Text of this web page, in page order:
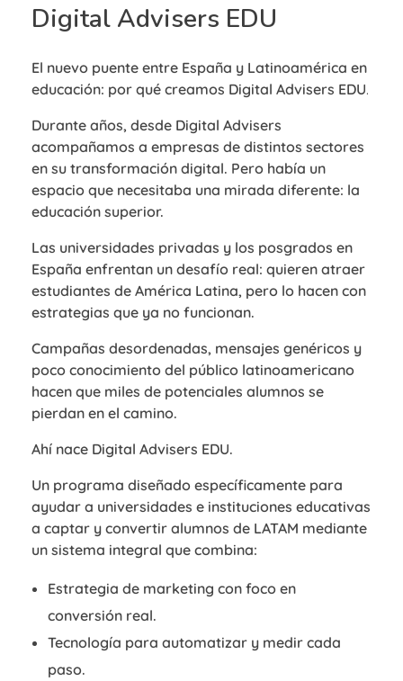
Digital Advisers EDU
El nuevo puente entre España y Latinoamérica en
educación: por qué creamos Digital Advisers EDU.
Durante años, desde Digital Advisers
acompañamos a empresas de distintos sectores
en su transformación digital. Pero había un
espacio que necesitaba una mirada diferente: la
educación superior.
Las universidades privadas y los posgrados en
España enfrentan un desafío real: quieren atraer
estudiantes de América Latina, pero lo hacen con
estrategias que ya no funcionan.
Campañas desordenadas, mensajes genéricos y
poco conocimiento del público latinoamericano
hacen que miles de potenciales alumnos se
pierdan en el camino.
Ahí nace Digital Advisers EDU.
Un programa diseñado específicamente para
ayudar a universidades e instituciones educativas
a captar y convertir alumnos de LATAM mediante
un sistema integral que combina:
Estrategia de marketing con foco en
conversión real.
Tecnología para automatizar y medir cada
paso.